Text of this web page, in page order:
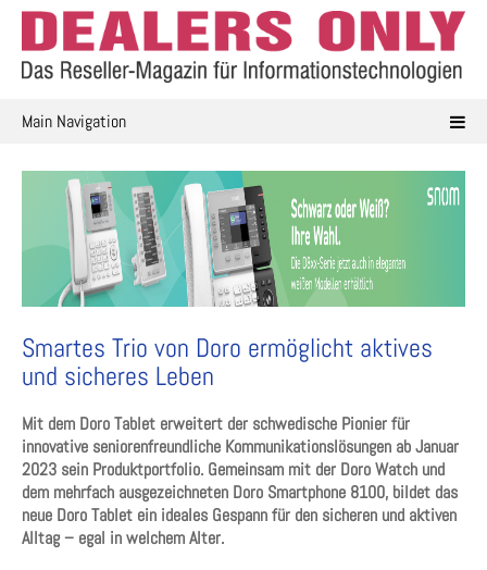
Skip
content
Main Navigation
Smartes Trio von Doro ermöglicht aktives
und sicheres Leben
Mit dem Doro Tablet erweitert der schwedische Pionier für
innovative seniorenfreundliche Kommunikationslösungen ab Januar
2023 sein Produktportfolio. Gemeinsam mit der Doro Watch und
dem mehrfach ausgezeichneten Doro Smartphone 8100, bildet das
neue Doro Tablet ein ideales Gespann für den sicheren und aktiven
Alltag – egal in welchem Alter.